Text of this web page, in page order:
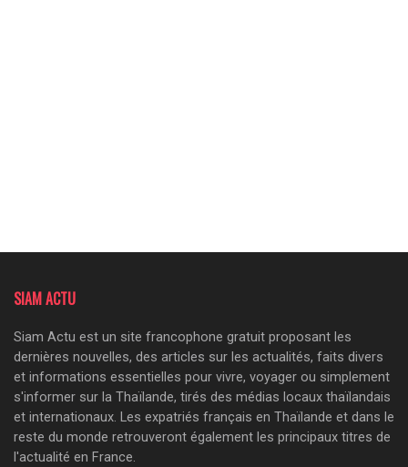
SIAM ACTU
Siam Actu est un site francophone gratuit proposant les
dernières nouvelles, des articles sur les actualités, faits divers
et informations essentielles pour vivre, voyager ou simplement
s'informer sur la Thaïlande, tirés des médias locaux thaïlandais
et internationaux. Les expatriés français en Thaïlande et dans le
reste du monde retrouveront également les principaux titres de
l'actualité en France.